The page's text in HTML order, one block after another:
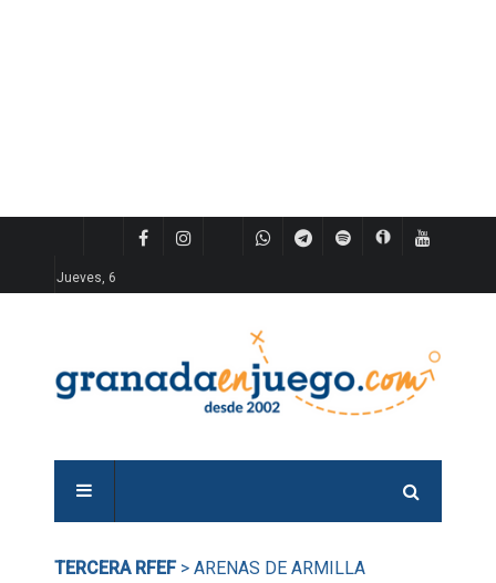
Jueves, 6
TERCERA RFEF> ARENAS DE ARMILLA